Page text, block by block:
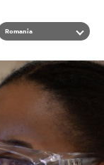
Romania